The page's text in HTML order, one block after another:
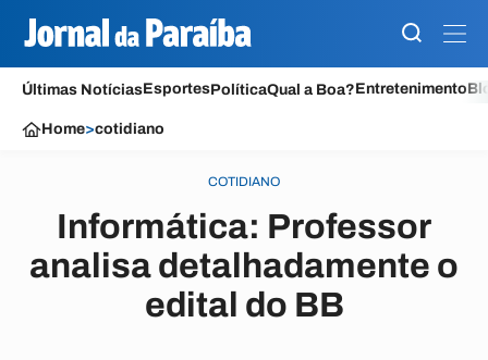
Últimas NotíciasEsportesPolíticaQual a Boa?Entretenimento
Home>cotidiano
COTIDIANO
Informática: Professor
analisa detalhadamente o
edital do BB